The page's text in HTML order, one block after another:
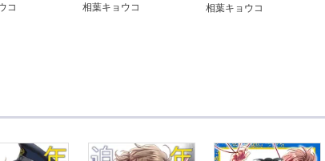
コ
相葉キョウコ
相葉キョウコ